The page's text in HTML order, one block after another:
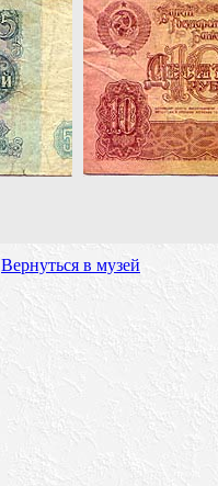
Вернуться в музей